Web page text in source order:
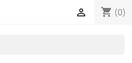
shopping_cart (0)
